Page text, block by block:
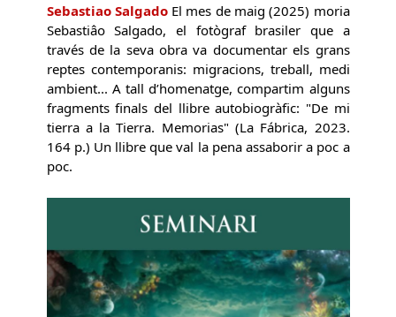
Sebastiao SalgadoEl mes de maig (2025) moria
Sebastiâo Salgado, el fotògraf brasiler que a
través de la seva obra va documentar els grans
reptes contemporanis: migracions, treball, medi
ambient... A tall d’homenatge, compartim alguns
fragments finals del llibre autobiogràfic: "De mi
tierra a la Tierra. Memorias" (La Fábrica, 2023.
164 p.) Un llibre que val la pena assaborir a poc a
poc.